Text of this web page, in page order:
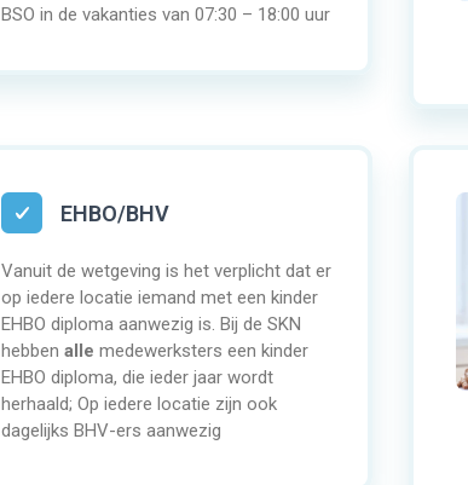
BSO in de vakanties van 07:30 – 18:00 uur
EHBO/BHV
Vanuit de wetgeving is het verplicht dat er
op iedere locatie iemand met een kinder
EHBO diploma aanwezig is. Bij de SKN
hebben alle medewerksters een kinder
EHBO diploma, die ieder jaar wordt
herhaald; Op iedere locatie zijn ook
dagelijks BHV-ers aanwezig